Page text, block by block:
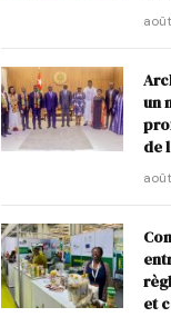
un
de
et